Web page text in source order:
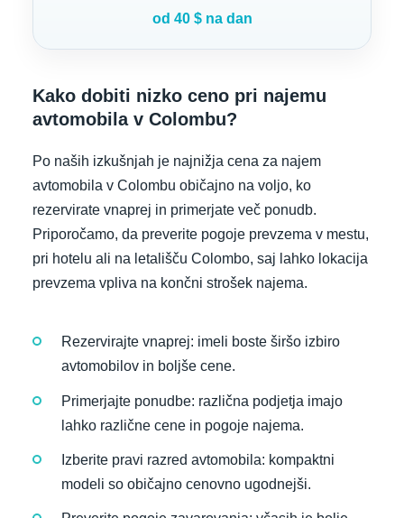
od 40 $ na dan
Kako dobiti nizko ceno pri najemu
avtomobila v Colombu?
Po naših izkušnjah je najnižja cena za najem
avtomobila v Colombu običajno na voljo, ko
rezervirate vnaprej in primerjate več ponudb.
Priporočamo, da preverite pogoje prevzema v mestu,
pri hotelu ali na letališču Colombo, saj lahko lokacija
prevzema vpliva na končni strošek najema.
Rezervirajte vnaprej: imeli boste širšo izbiro
avtomobilov in boljše cene.
Primerjajte ponudbe: različna podjetja imajo
lahko različne cene in pogoje najema.
Izberite pravi razred avtomobila: kompaktni
modeli so običajno cenovno ugodnejši.